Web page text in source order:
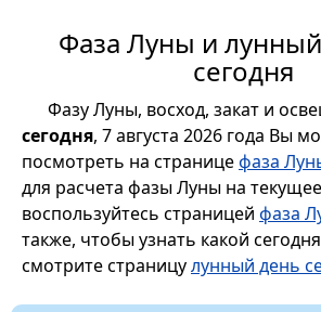
Фаза Луны и
сегодня
Фазу Луны, восход, закат и
сегодня, 7 августа 2026 года Вы
посмотреть на страницефаза
для расчета фазы Луны на
воспользуйтесь страницей фаза
также, чтобы узнать какой
смотрите страницулунный день